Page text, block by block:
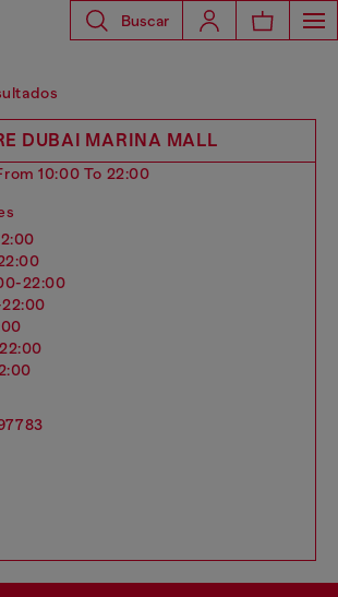
Buscar
DUBAI MARINA MALL
10:00 To 22:00
22:00